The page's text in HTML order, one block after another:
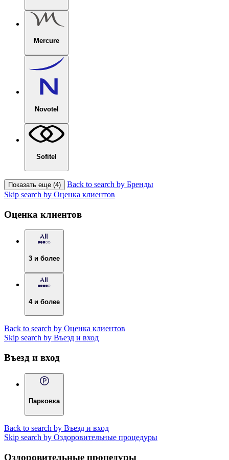
Mercure
Novotel
Sofitel
Показать еще (4)
Back to search by Бренды
Skip search by Оценка клиентов
Оценка клиентов
3 и более
4 и более
Back to search by Оценка клиентов
Skip search by Въезд и вход
Въезд и вход
Парковка
Back to search by Въезд и вход
Skip search by Оздоровительные процедуры
Оздоровительные процедуры